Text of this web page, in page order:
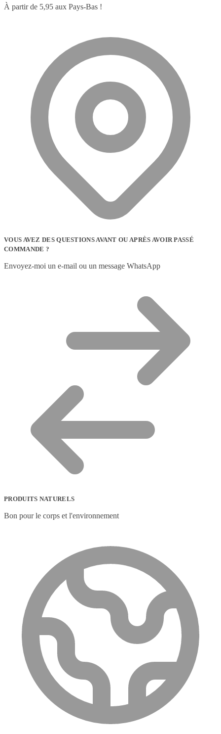
À partir de 5,95 aux Pays-Bas !
VOUS AVEZ DES QUESTIONS AVANT OU APRÈS AVOIR PASSÉ
COMMANDE ?
Envoyez-moi un e-mail ou un message WhatsApp
PRODUITS NATURELS
Bon pour le corps et l'environnement